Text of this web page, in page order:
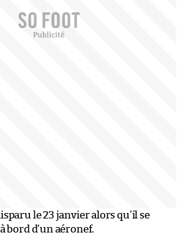
le 23 janvier alors qu’il se
bord d’un aéronef.